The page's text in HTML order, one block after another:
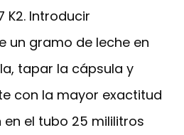
K2. Introducir
un gramo de leche en
tapar la cápsula y
con la mayor exactitud
en el tubo 25 mililitros